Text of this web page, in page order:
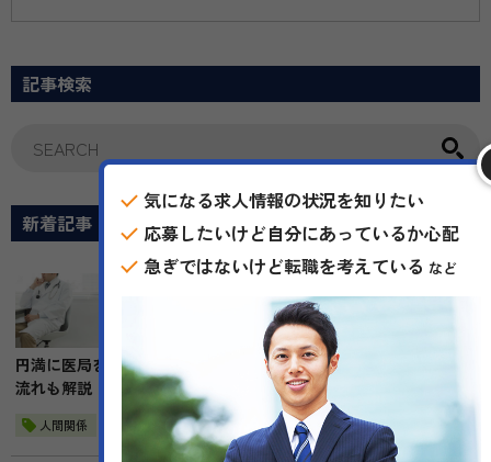
記事検索
新着記事
円満に医局を辞める方法とは？医師が退局する最適なタイミングや
流れも解説
人間関係 退職
気になる求人情報の状況を知りたい
応募したいけど自分にあっているか心配
急ぎではないけど転職を考えている など